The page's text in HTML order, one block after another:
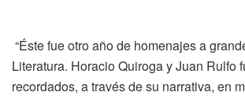
“Éste fue otro año de homenajes a
Literatura. Horacio Quiroga y Juan Rulfo
recordados, a través de su narrativa, en